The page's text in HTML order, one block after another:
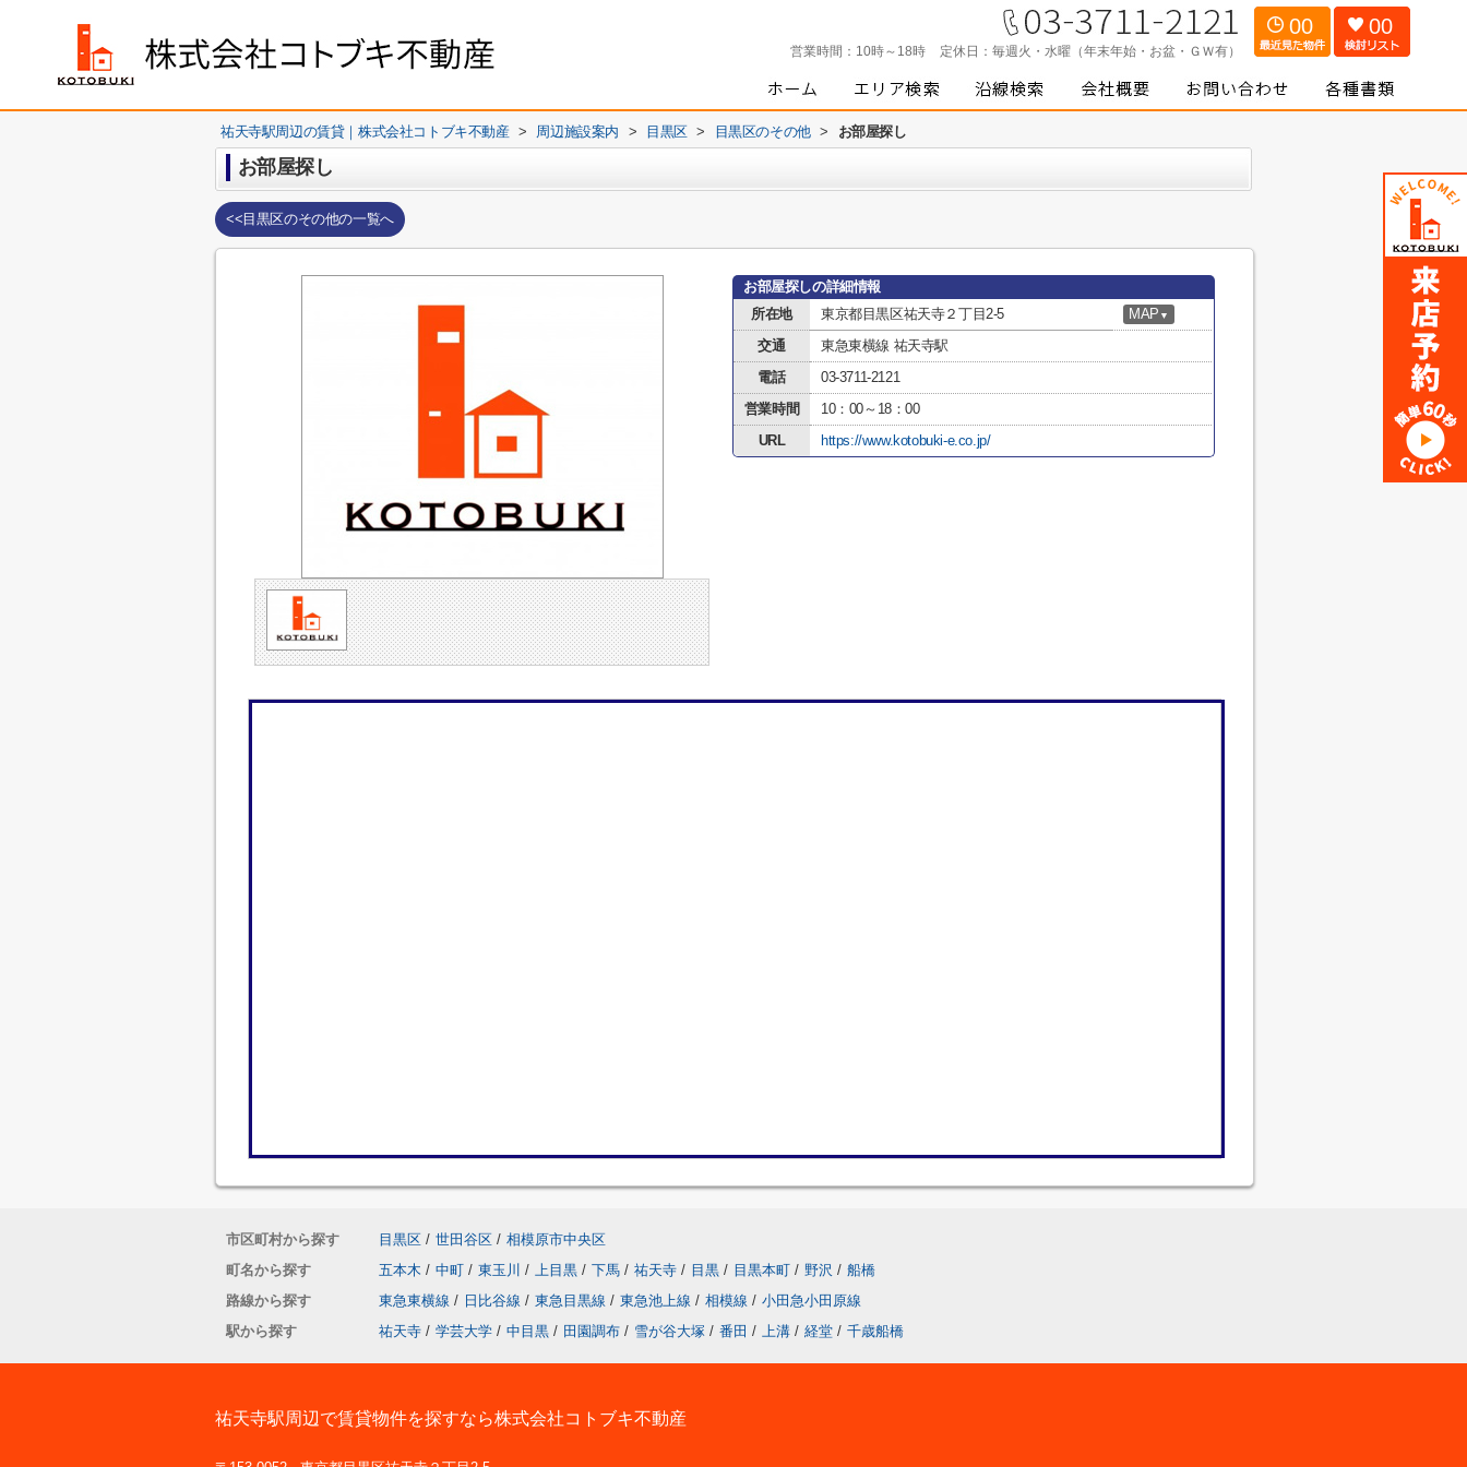
営業時間： 10時～18時 定休日： 毎週火・水曜（年末年始・お盆・ＧＷ有）
00 00
祐天寺駅周辺の賃貸｜株式会社コトブキ不動産 > 周辺施設案内 > 目黒区 > 目黒区のその他 > お部屋探し
お部屋探し
<<目黒区のその他の一覧へ
お部屋探しの詳細情報
所在地
東京都目黒区祐天寺２丁目2-5 MAP ▼
交通
東急東横線 祐天寺駅
電話
03-3711-2121
営業時間
10：00～18：00
URL
https://www.kotobuki-e.co.jp/
市区町村から探す 目黒区 / 世田谷区 / 相模原市中央区
町名から探す
五本木 / 中町 / 東玉川 / 上目黒 / 下馬 / 祐天寺 / 目黒 / 目黒本町 / 野沢 / 船橋
路線から探す
東急東横線 / 日比谷線 / 東急目黒線 / 東急池上線 / 相模線 / 小田急小田原線
駅から探す
祐天寺 / 学芸大学 / 中目黒 / 田園調布 / 雪が谷大塚 / 番田 / 上溝 / 経堂 / 千歳船橋
祐天寺駅周辺で賃貸物件を探すなら株式会社コトブキ不動産